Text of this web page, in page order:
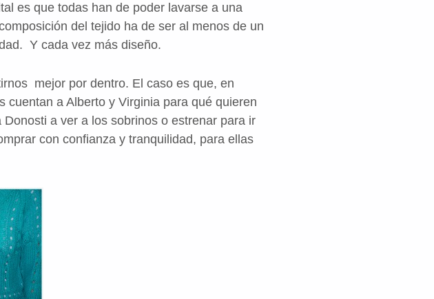
es que todas han de poder lavarse a una
del tejido ha de ser al menos de un
Y cada vez más diseño.
mejor por dentro. El caso es que, en
a Alberto y Virginia para qué quieren
a ver a los sobrinos o estrenar para ir
con confianza y tranquilidad, para ellas